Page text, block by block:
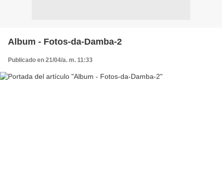
Album - Fotos-da-Damba-2
Publicado en 21/04/a. m. 11:33